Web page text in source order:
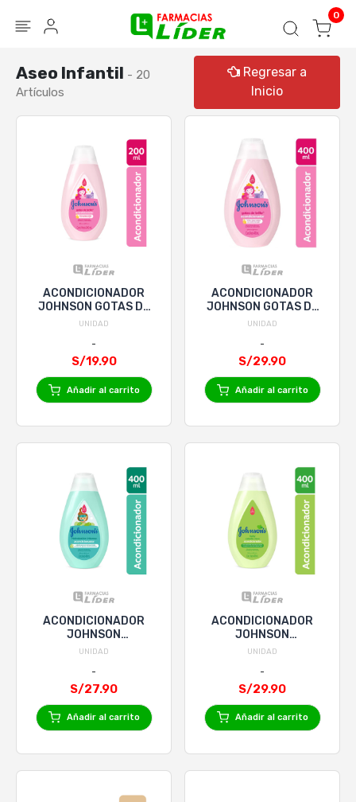
Seguir mi pedido 0
Aseo Infantil - 20
Artículos
Regresar a
Inicio
ACONDICIONADOR
JOHNSON GOTAS DE
BRILLO x 200mL
UNIDAD
S/19.90
Añadir al carrito
ACONDICIONADOR
JOHNSON GOTAS DE
BRILLO x 400mL
UNIDAD
S/29.90
Añadir al carrito
ACONDICIONADOR
JOHNSON
HIDRATACION
UNIDAD
S/27.90
Añadir al carrito
ACONDICIONADOR
JOHNSON
MANZANILLA
400mL
UNIDAD
S/29.90
Añadir al carrito